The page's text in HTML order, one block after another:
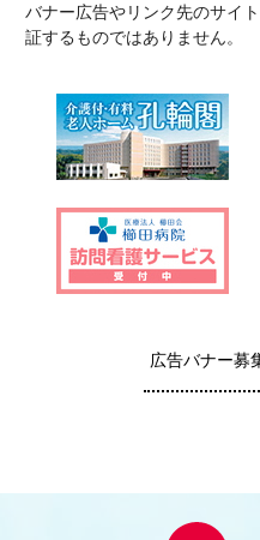
バナー広告やリンク先のサイ
証するものではありません。
広告バナー募